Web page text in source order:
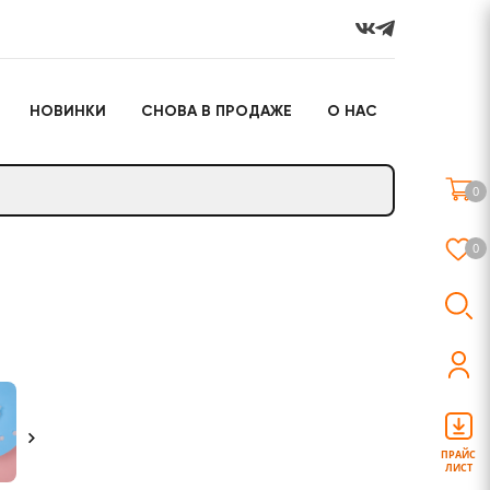
НОВИНКИ СНОВА В ПРОДАЖЕ О НАС
Настольные игры
Подарочные наборы
Слайм
0
0
ПРАЙС
ЛИСТ